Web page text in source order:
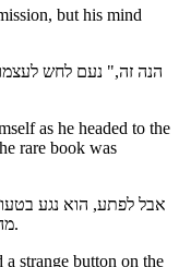
but his mind
as he headed to the
rare book was
אבל לפתע, הוא נגע
מה שעשה השמיע אזהרה שקטה בספרייה.
strange button on the